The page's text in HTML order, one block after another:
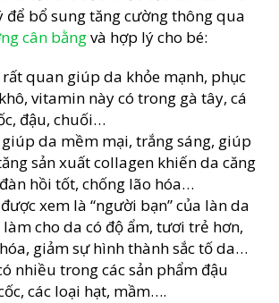
để bổ sung tăng cường thông qua
cân bằngvà hợp lý cho bé:
rất quan giúp da khỏe mạnh, phục
vitamin này có trong gà tây, cá
đậu, chuối…
giúp da mềm mại, trắng sáng, giúp
sản xuất collagen khiến da căng
hồi tốt, chống lão hóa…
được xem là “người bạn” của làn da
cho da có độ ẩm, tươi trẻ hơn,
giảm sự hình thành sắc tố da…
nhiều trong các sản phẩm đậu
các loại hạt, mầm….